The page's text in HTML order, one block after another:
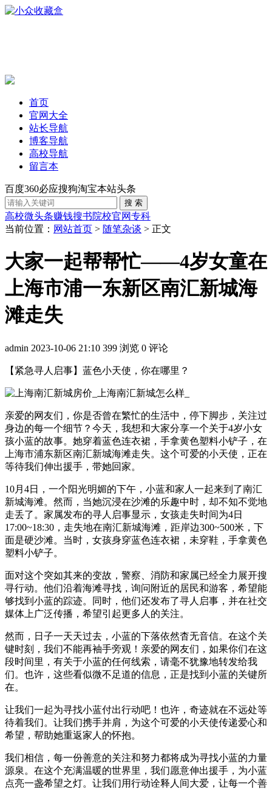
首页
官网大全
站长导航
博客导航
高校导航
留言本
百度360必应搜狗淘宝本站头条
高校微头条赚钱搜书院校官网专科
当前位置： 网站首页 > 随笔杂谈 > 正文
大家一起帮帮忙——4岁女童在
上海市浦一东新区南汇新城海
滩走失
admin 2023-10-06 21:10 399 浏览 0 评论
【紧急寻人启事】蓝色小天使，你在哪里？
亲爱的网友们，你是否曾在繁忙的生活中，停下脚步，关注过
身边的每一个细节？今天，我想和大家分享一个关于4岁小女
孩小蓝的故事。她穿着蓝色连衣裙，手拿黄色塑料小铲子，在
上海市浦东新区南汇新城海滩走失。这个可爱的小天使，正在
等待我们伸出援手，带她回家。
10月4日，一个阳光明媚的下午，小蓝和家人一起来到了南汇
新城海滩。然而，当她沉浸在沙滩的乐趣中时，却不知不觉地
走丢了。家属发布的寻人启事显示，女孩走失时间为4日
17:00~18:30，走失地在南汇新城海滩，距岸边300~500米，下
面是硬沙滩。当时，女孩身穿蓝色连衣裙，未穿鞋，手拿黄色
塑料小铲子。
面对这个突如其来的变故，警察、消防和家属已经全力展开搜
寻行动。他们沿着海滩寻找，询问附近的居民和游客，希望能
够找到小蓝的踪迹。同时，他们还发布了寻人启事，并在社交
媒体上广泛传播，希望引起更多人的关注。
然而，日子一天天过去，小蓝的下落依然杳无音信。在这个关
键时刻，我们不能再袖手旁观！亲爱的网友们，如果你们在这
段时间里，有关于小蓝的任何线索，请毫不犹豫地转发给我
们。也许，这些看似微不足道的信息，正是找到小蓝的关键所
在。
让我们一起为寻找小蓝付出行动吧！也许，奇迹就在不远处等
待着我们。让我们携手并肩，为这个可爱的小天使传递爱心和
希望，帮助她重返家人的怀抱。
我们相信，每一份善意的关注和努力都将成为寻找小蓝的力量
源泉。在这个充满温暖的世界里，我们愿意伸出援手，为小蓝
点亮一盏希望之灯。让我们用行动诠释人间大爱，让每一个善